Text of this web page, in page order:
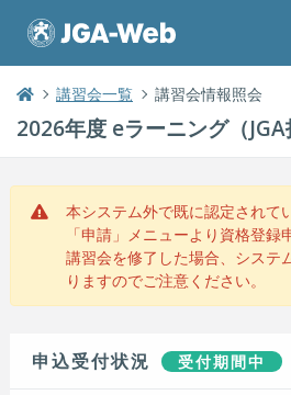
講習会一覧 講習会情報照会
2026年度 eラーニング（JGA
本システム外で既に認定されて
「申請」メニューより資格登録
講習会を修了した場合、システ
りますのでご注意ください。
申込受付状況 受付期間中